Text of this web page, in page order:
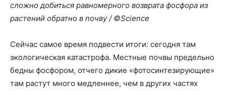
сложно добиться равномерного возврата фосфора из
растений обратно в почву / ©Science
Сейчас самое время подвести итоги: сегодня там
экологическая катастрофа. Местные почвы предельно
бедны фосфором, отчего дикие «фотосинтезирующие»
там растут много медленнее, чем в других частях